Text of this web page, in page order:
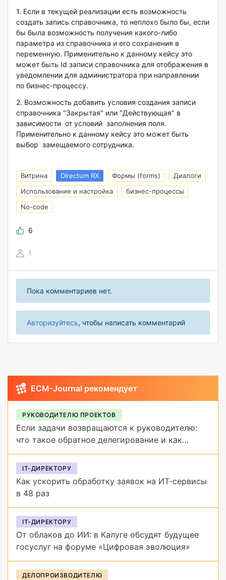
1. Если в текущей реализации есть возможность
создать запись справочника, то неплохо было бы, если
бы была возможность получения какого-либо
параметра из справочника и его сохранения в
переменную. Применительно к данному кейсу это
может быть Id записи справочника для отображения в
уведомлении для администратора при направлении
по бизнес-процессу.
2. Возможность добавить условия создания записи
справочника "Закрытая" или "Действующая" в
зависимости от условий заполнения поля.
Применительно к данному кейсу это может быть
выбор замещаемого сотрудника.
Витрина Directum RX Формы (forms)
Диалоги
Использование и настройка
бизнес-процессы
No-code
6
1
Пока комментариев нет.
Авторизуйтесь, чтобы написать комментарий
ECM-Journal рекомендует
РУКОВОДИТЕЛЮ ПРОЕКТОВ
Если задачи возвращаются к руководителю:
что такое обратное делегирование и как
от него избавиться
IT-ДИРЕКТОРУ
Как ускорить обработку заявок на ИТ-сервисы
в 48 раз
IT-ДИРЕКТОРУ
От облаков до ИИ: в Калуге обсудят будущее
госуслуг на форуме «Цифровая эволюция»
ДЕЛОПРОИЗВОДИТЕЛЮ